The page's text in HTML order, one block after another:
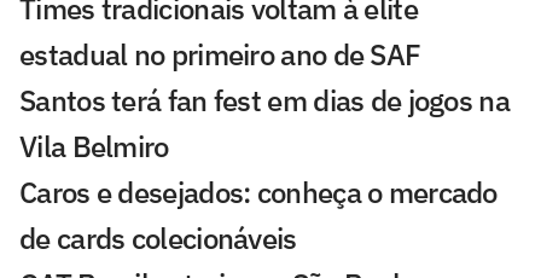
Times tradicionais voltam à elite
estadual no primeiro ano de SAF
Santos terá fan fest em dias de jogos na
Vila Belmiro
Caros e desejados: conheça o mercado
de cards colecionáveis